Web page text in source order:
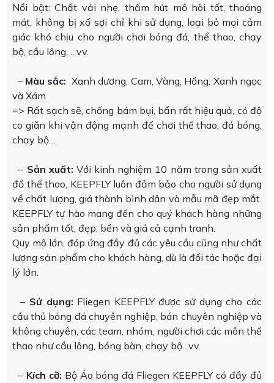
Nổi bật: Chất vải nhẹ, thấm hút mồ hôi tốt, thoáng
mát, không bị xổ sợi chỉ khi sử dụng, loại bỏ mọi cảm
giác khó chịu cho người chơi bóng đá, thể thao, chạy
bộ, cầu lông, …vv.
– Màu sắc: Xanh dương, Cam, Vàng, Hồng, Xanh ngọc
và Xám
=> Rất sạch sẽ, chống bám bụi, bẩn rất hiệu quả, có độ
co giãn khi vận động mạnh để chơi thể thao, đá bóng,
chạy bộ…
– Sản xuất: Với kinh nghiệm 10 năm trong sản xuất
đồ thể thao, KEEPFLY luôn đảm bảo cho người sử dụng
về chất lượng, giá thành bình dân và mẫu mã đẹp mắt.
KEEPFLY tự hào mang đến cho quý khách hàng những
sản phẩm tốt, đẹp, bền và giá cả cạnh tranh.
Quy mô lớn, đáp ứng đầy đủ các yêu cầu cũng như chất
lượng sản phẩm cho khách hàng, dù là đối tác hoặc đại
lý lớn.
– Sử dụng: Fliegen KEEPFLY được sử dụng cho các
cầu thủ bóng đá chuyên nghiệp, bán chuyên nghiệp và
không chuyên, các team, nhóm, người chơi các môn thể
thao như cầu lông, bóng bàn, chạy bộ…vv.
– Kích cỡ: Bộ Áo bóng đá Fliegen KEEPFLY có đầy đủ